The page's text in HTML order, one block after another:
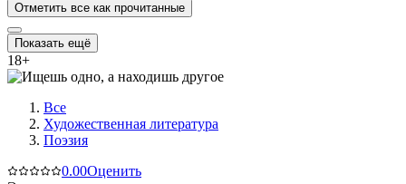
Отметить все как прочитанные
Показать ещё
18+
Все
Художественная литература
Поэзия
0.00Оценить